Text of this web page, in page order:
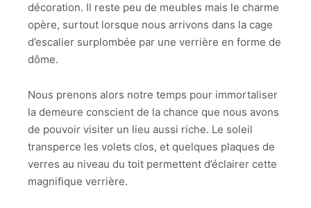
décoration. Il reste peu de meubles mais le charme
opère, surtout lorsque nous arrivons dans la cage
d’escalier surplombée par une verrière en forme de
dôme.
Nous prenons alors notre temps pour immortaliser
la demeure conscient de la chance que nous avons
de pouvoir visiter un lieu aussi riche. Le soleil
transperce les volets clos, et quelques plaques de
verres au niveau du toit permettent d’éclairer cette
magnifique verrière.